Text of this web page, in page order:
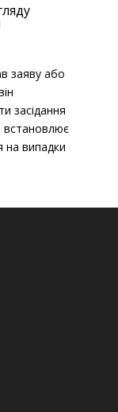
заяву або
засідання
встановлює
на випадки